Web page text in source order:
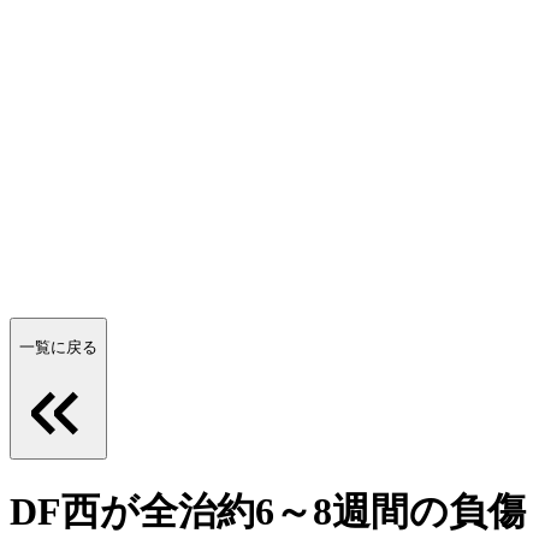
一覧に戻る
DF西が全治約6～8週間の負傷